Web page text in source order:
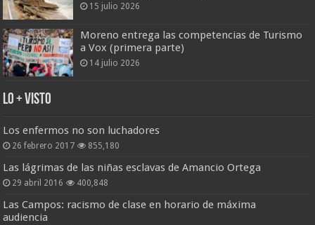
15 julio 2026
Moreno entrega las competencias de Turismo
a Vox (primera parte)
14 julio 2026
Lo + Visto
Los enfermos no son luchadores
26 febrero 2017 855,180
Las lágrimas de las niñas esclavas de Amancio Ortega
29 abril 2016 400,848
Las Campos: racismo de clase en horario de máxima
audiencia